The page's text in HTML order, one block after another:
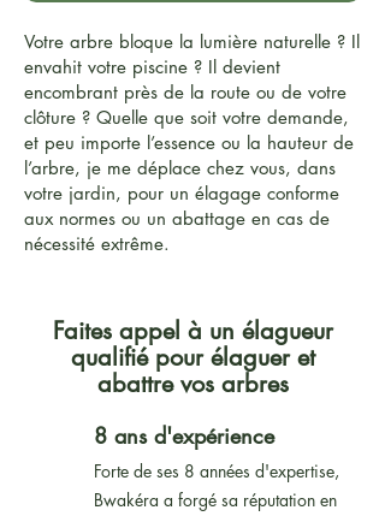
Votre arbre bloque la lumière naturelle ? Il
envahit votre piscine ? Il devient
encombrant près de la route ou de votre
clôture ? Quelle que soit votre demande,
et peu importe l’essence ou la hauteur de
l’arbre, je me déplace chez vous, dans
votre jardin, pour un élagage conforme
aux normes ou un abattage en cas de
nécessité extrême.
Faites appel à un élagueur
qualifié pour élaguer et
abattre vos arbres
8 ans d'expérience
Forte de ses 8 années d'expertise,
Bwakéra a forgé sa réputation en